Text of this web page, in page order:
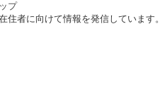
プ
住者に向けて情報を発信しています。